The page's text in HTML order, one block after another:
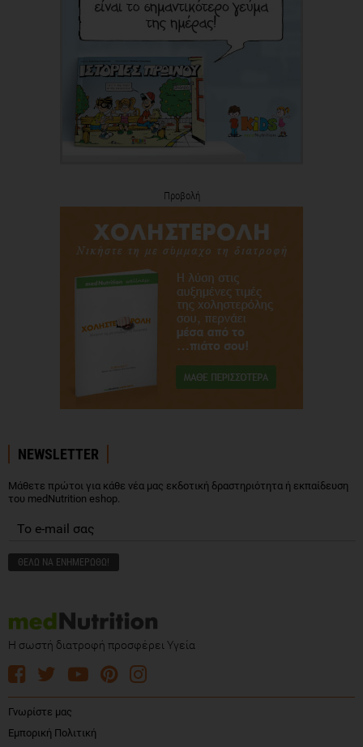
Προβολή
NEWSLETTER
Μάθετε πρώτοι για κάθε νέα μας εκδοτική δραστηριότητα ή εκπαίδευση
του medNutrition eshop.
Η σωστή διατροφή προσφέρει Υγεία
Γνωρίστε μας
Εμπορική Πολιτική